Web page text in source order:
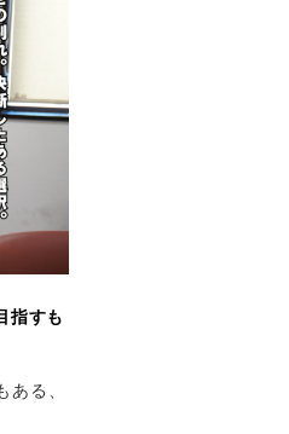
指すも
る、